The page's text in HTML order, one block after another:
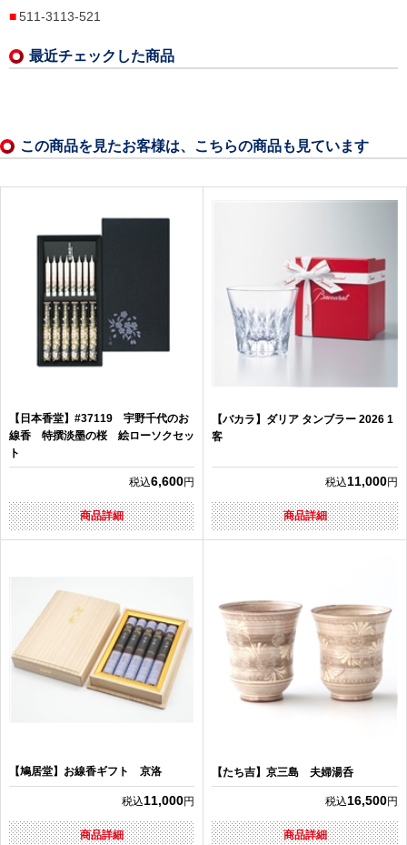
511-3113-521
最近チェックした商品
この商品を見たお客様は、こちらの商品も見ています
【日本香堂】#37119 宇野千代のお
線香 特撰淡墨の桜 絵ローソクセッ
ト
税込6,600円
商品詳細
【バカラ】ダリア タンブラー 2026 1
客
税込11,000円
商品詳細
【鳩居堂】お線香ギフト 京洛
税込11,000円
商品詳細
【たち吉】京三島 夫婦湯呑
税込16,500円
商品詳細